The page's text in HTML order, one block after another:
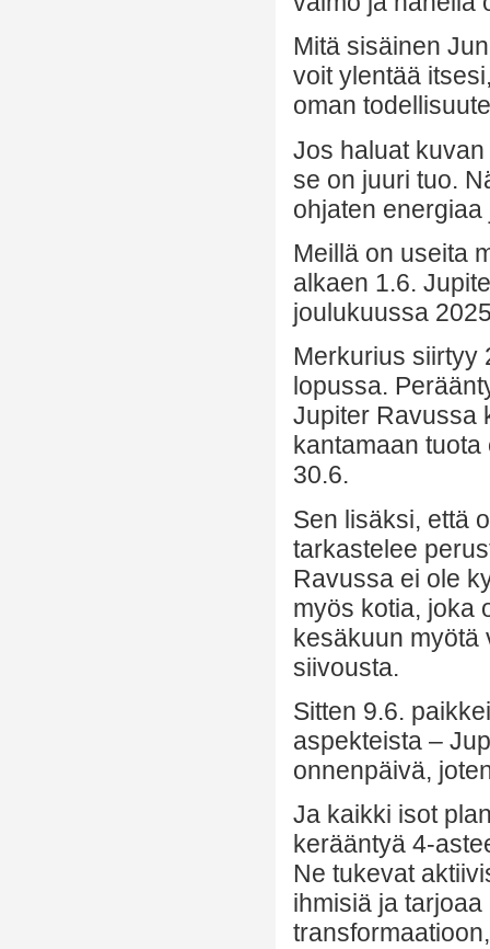
Mitä sisäinen
voit ylentää
oman
Jos haluat
se on juuri tuo.
ohjaten
Meillä on useita
alkaen 1.6.
joulukuussa
Merkurius siirtyy
lopussa.
Jupiter Ravussa
kantamaan
30.6.
Sen lisäksi, että
tarkastelee
Ravussa ei ole
myös kotia, joka
kesäkuun myötä
siivousta.
Sitten 9.6.
aspekteista –
onnenpäivä,
Ja kaikki isot
kerääntyä 4-
Ne tukevat
ihmisiä ja